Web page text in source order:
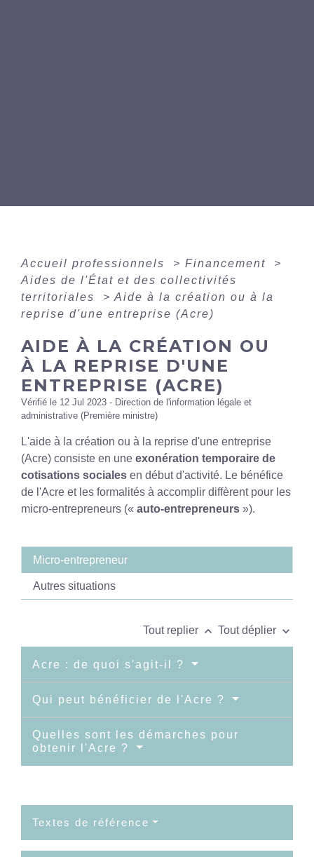
Accueil professionnels > Financement
>
Aides de l'État et des collectivités
territoriales
> Aide à la création ou à la
reprise d'une entreprise (Acre)
AIDE À LA CRÉATION OU
À LA REPRISE D'UNE
ENTREPRISE (ACRE)
Vérifié le 12 Jul 2023 - Direction de l'information légale et
administrative (Première ministre)
L'aide à la création ou à la reprise d'une entreprise
(Acre) consiste en une exonération temporaire de
cotisations sociales en début d'activité. Le bénéfice
de l'Acre et les formalités à accomplir diffèrent pour les
micro-entrepreneurs (« auto-entrepreneurs »).
Micro-entrepreneur
Autres situations
Tout replier keyboard_arrow_up Tout déplier keyboard_arrow_down
Acre : de quoi s'agit-il ?
Qui peut bénéficier de l'Acre ?
Quelles sont les démarches pour
obtenir l'Acre ?
Textes de référence